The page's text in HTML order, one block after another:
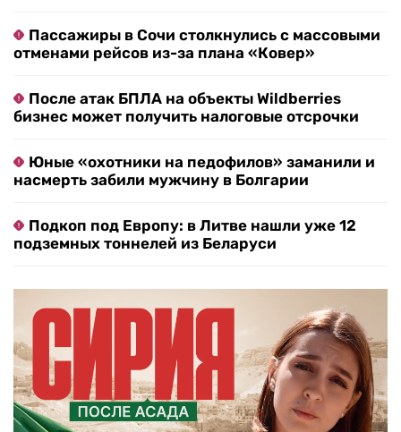
Пассажиры в Сочи столкнулись с массовыми
отменами рейсов из-за плана «Ковер»
После атак БПЛА на объекты Wildberries
бизнес может получить налоговые отсрочки
Юные «охотники на педофилов» заманили и
насмерть забили мужчину в Болгарии
Подкоп под Европу: в Литве нашли уже 12
подземных тоннелей из Беларуси